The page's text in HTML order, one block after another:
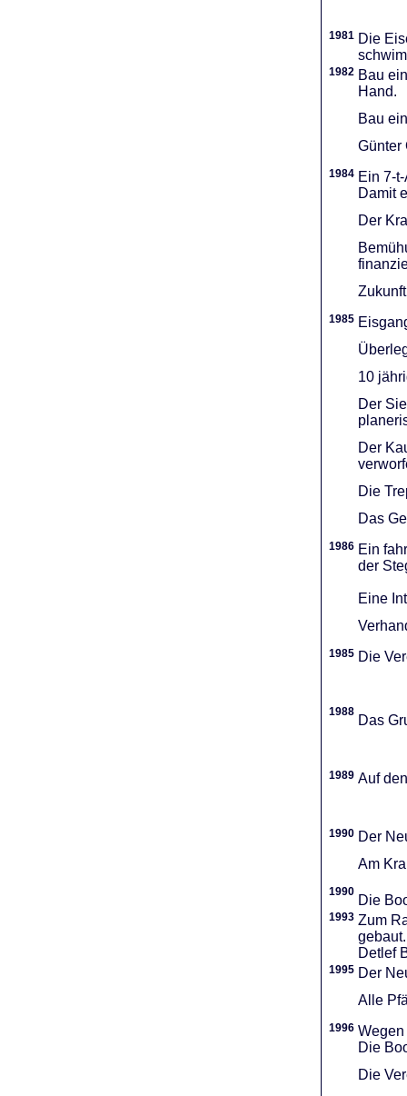
1981 Die
1982 Bau
Hand.
Bau
Günter
1984 Ein 7-
Damit
Der
1985
10
Der
Der
Die
Das
1986 Ein
der
Eine
1985 Die
1988
Das
1989 Auf
1990 Der
Am
1990
Die
1993 Zum
gebaut.
Detlef
1995 Der
Alle
1996
Die
Die